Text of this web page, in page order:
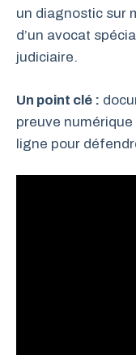
un diagnostic sur
d’un avocat
judiciaire.
Un point clé :
preuve
ligne pour